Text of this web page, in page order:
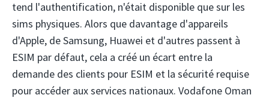
tend l'authentification, n'était disponible que sur les
sims physiques. Alors que davantage d'appareils
d'Apple, de Samsung, Huawei et d'autres passent à
ESIM par défaut, cela a créé un écart entre la
demande des clients pour ESIM et la sécurité requise
pour accéder aux services nationaux. Vodafone Oman